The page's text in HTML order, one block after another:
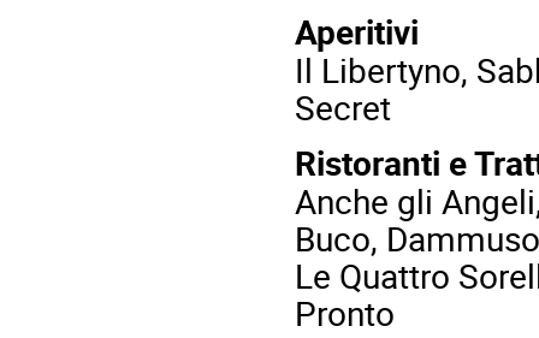
Aperitivi
Il Libertyno,
Secret
Ristoranti e
Anche gli
Buco,
Le Quattro
Pronto